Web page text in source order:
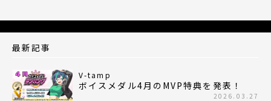
最新記事
V-tamp
ボイスメダル4月のMVP特典を発表！
2026.03.27